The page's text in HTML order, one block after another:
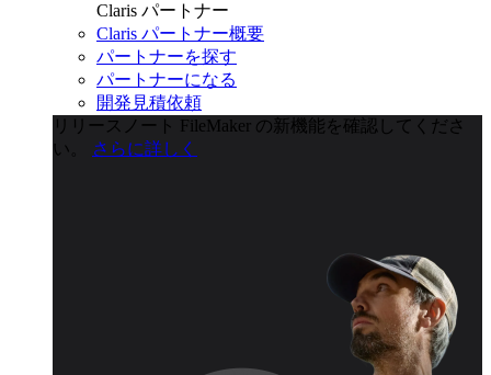
Claris パートナー
Claris パートナー概要
パートナーを探す
パートナーになる
開発見積依頼
リリースノート
FileMaker の新機能を確認してくださ
い。
さらに詳しく